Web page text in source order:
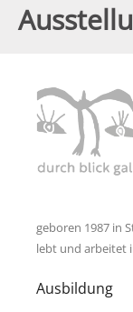
Kunst & Kreativität
Gartengruppe
Galerie &
Termine & Infos
Links
geboren 1987 in
lebt und arbeitet
Ausbildung